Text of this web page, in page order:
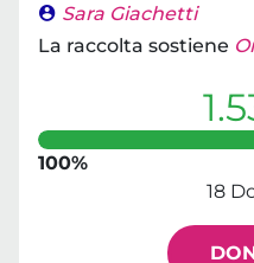
Sara Giachetti
La raccolta sostiene
100%
18